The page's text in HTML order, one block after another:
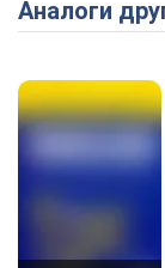
Аналоги